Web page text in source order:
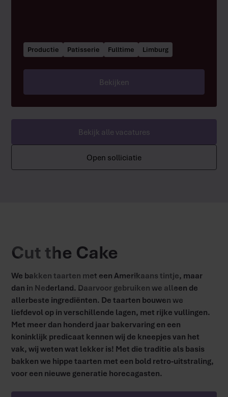
Productie Patisserie Fulltime Limburg
Bekijken
Bekijk alle vacatures
Open solliciatie
Cut the Cake
We bakken taarten met een Amerikaans tintje, maar
dan in Nederland. Daarvoor gebruiken we alleen de
allerbeste ingrediënten. De taarten bouwen we
liefdevol op in verschillende lagen, met rijke vullingen.
Met meer dan honderd jaar bakervaring en een
koninklijk predicaat kennen wij de kneepjes van het
vak, wij weten wat lekker is! Met die traditie als basis
bakken we hippe taarten met een bold retro-uitstraling,
voor een nieuwe generatie horecagasten.